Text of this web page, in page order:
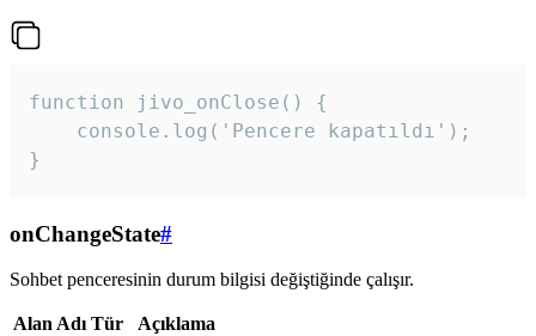
function jivo_onClose() {
    console.log('Pencere kapatıldı');
}
onChangeState#
Sohbet penceresinin durum bilgisi değiştiğinde çalışır.
Alan Adı Tür
Açıklama